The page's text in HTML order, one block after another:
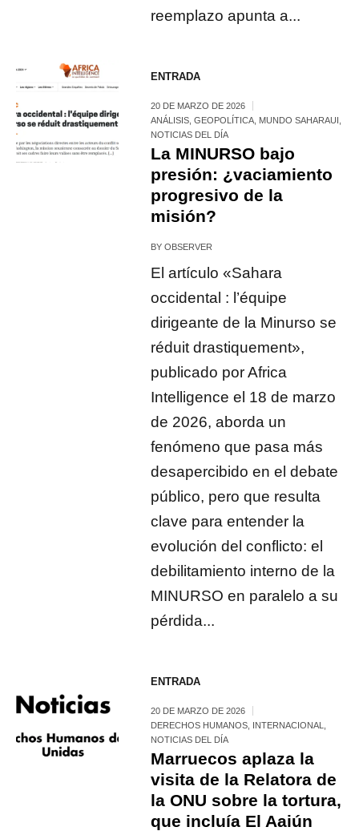
reemplazo apunta a...
ENTRADA
20 DE MARZO DE 2026
ANÁLISIS ,GEOPOLÍTICA MUNDO SAHARAUI
NOTICIAS DEL DÍA
La MINURSO bajo
presión: ¿vaciamiento
progresivo de la
misión?
BYOBSERVER
El artículo «Sahara
occidental : l’équipe
dirigeante de la Minurso se
réduit drastiquement»,
publicado por Africa
Intelligence el 18 de marzo
de 2026, aborda un
fenómeno que pasa más
desapercibido en el debate
público, pero que resulta
clave para entender la
evolución del conflicto: el
debilitamiento interno de la
MINURSO en paralelo a su
pérdida...
ENTRADA
20 DE MARZO DE 2026
DERECHOS HUMANOS INTERNACIONAL
NOTICIAS DEL DÍA
Marruecos aplaza la
visita de la Relatora de
la ONU sobre la tortura,
que incluía El Aaiún